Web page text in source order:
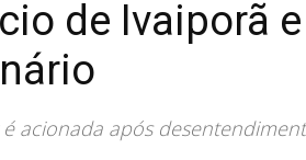
de Ivaiporã
acionada após